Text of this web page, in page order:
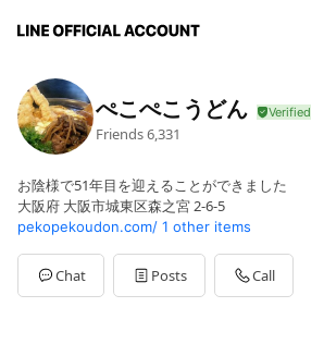
ぺこぺこうどん
Friends6,331
お陰様で51年目を迎えることができました
大阪府 大阪市城東区森之宮 2-6-5
pekopekoudon.com/ 1 other items
Chat Posts Call